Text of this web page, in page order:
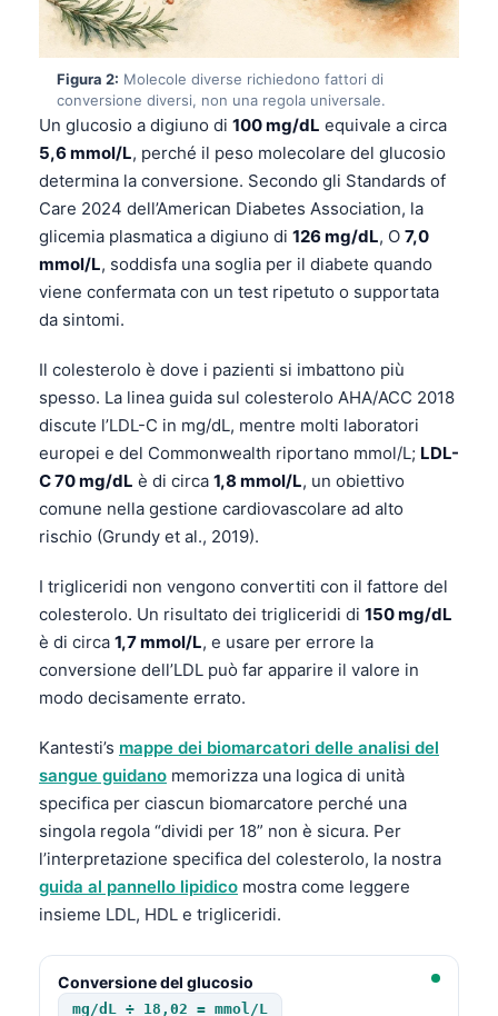
Figura 2: Molecole diverse richiedono fattori di
conversione diversi, non una regola universale.
Un glucosio a digiuno di 100 mg/dL equivale a circa
5,6 mmol/L, perché il peso molecolare del glucosio
determina la conversione. Secondo gli Standards of
Care 2024 dell’American Diabetes Association, la
glicemia plasmatica a digiuno di 126 mg/dL, O 7,0
mmol/L, soddisfa una soglia per il diabete quando
viene confermata con un test ripetuto o supportata
da sintomi.
Il colesterolo è dove i pazienti si imbattono più
spesso. La linea guida sul colesterolo AHA/ACC 2018
discute l’LDL-C in mg/dL, mentre molti laboratori
europei e del Commonwealth riportano mmol/L; LDL-
C 70 mg/dL è di circa 1,8 mmol/L, un obiettivo
comune nella gestione cardiovascolare ad alto
rischio (Grundy et al., 2019).
I trigliceridi non vengono convertiti con il fattore del
colesterolo. Un risultato dei trigliceridi di 150 mg/dL
è di circa 1,7 mmol/L, e usare per errore la
conversione dell’LDL può far apparire il valore in
modo decisamente errato.
Kantesti’s mappe dei biomarcatori delle analisi del
sangue guidano memorizza una logica di unità
specifica per ciascun biomarcatore perché una
singola regola “dividi per 18” non è sicura. Per
l’interpretazione specifica del colesterolo, la nostra
guida al pannello lipidico mostra come leggere
insieme LDL, HDL e trigliceridi.
Conversione del glucosio
mg/dL ÷ 18,02 = mmol/L